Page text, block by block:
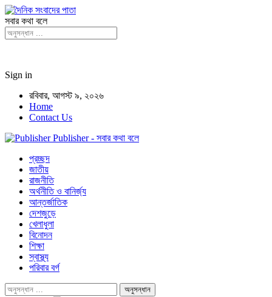
সবার কথা বলে
Sign in
রবিবার, আগস্ট ৯, ২০২৬
Home
Contact Us
Publisher - সবার কথা বলে
প্রচ্ছদ
জাতীয়
রাজনীতি
অর্থনীতি ও বানির্জ্য
আন্তর্জাতিক
দেশজুড়ে
খেলাধুলা
বিনোদন
শিক্ষা
স্বাস্থ্য
পরিবার বর্গ